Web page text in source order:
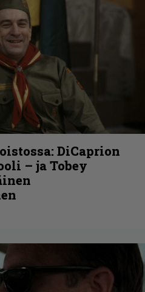
DiCaprion
– ja Tobey